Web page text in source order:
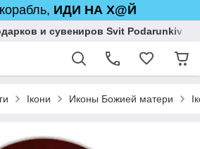
ИДИ НА Х@Й
и сувениров Svit Podarunkiv
Ікони Иконы Божией матери